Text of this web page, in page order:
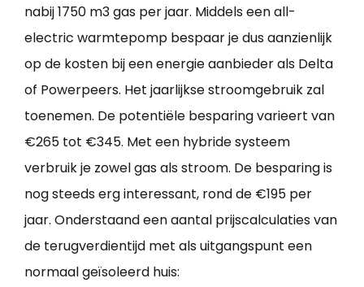
nabij 1750 m3 gas per jaar. Middels een all-
electric warmtepomp bespaar je dus aanzienlijk
op de kosten bij een energie aanbieder als Delta
of Powerpeers. Het jaarlijkse stroomgebruik zal
toenemen. De potentiële besparing varieert van
€265 tot €345. Met een hybride systeem
verbruik je zowel gas als stroom. De besparing is
nog steeds erg interessant, rond de €195 per
jaar. Onderstaand een aantal prijscalculaties van
de terugverdientijd met als uitgangspunt een
normaal geïsoleerd huis: